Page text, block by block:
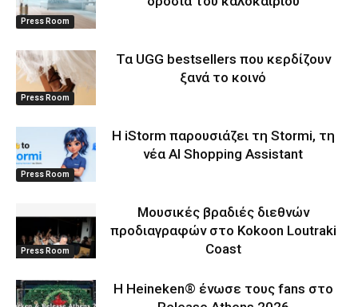
Press Room
Press Room
Τα UGG bestsellers που κερδίζουν
ξανά το κοινό
Press Room
Η iStorm παρουσιάζει τη Stormi, τη
νέα AI Shopping Assistant
Press Room
Μουσικές βραδιές διεθνών
προδιαγραφών στο Kokoon Loutraki
Coast
Η Heineken® ένωσε τους fans στο